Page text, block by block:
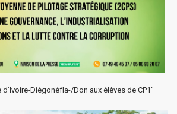
d’Ivoire-Diégonéfla-/Don aux élèves de CP1"